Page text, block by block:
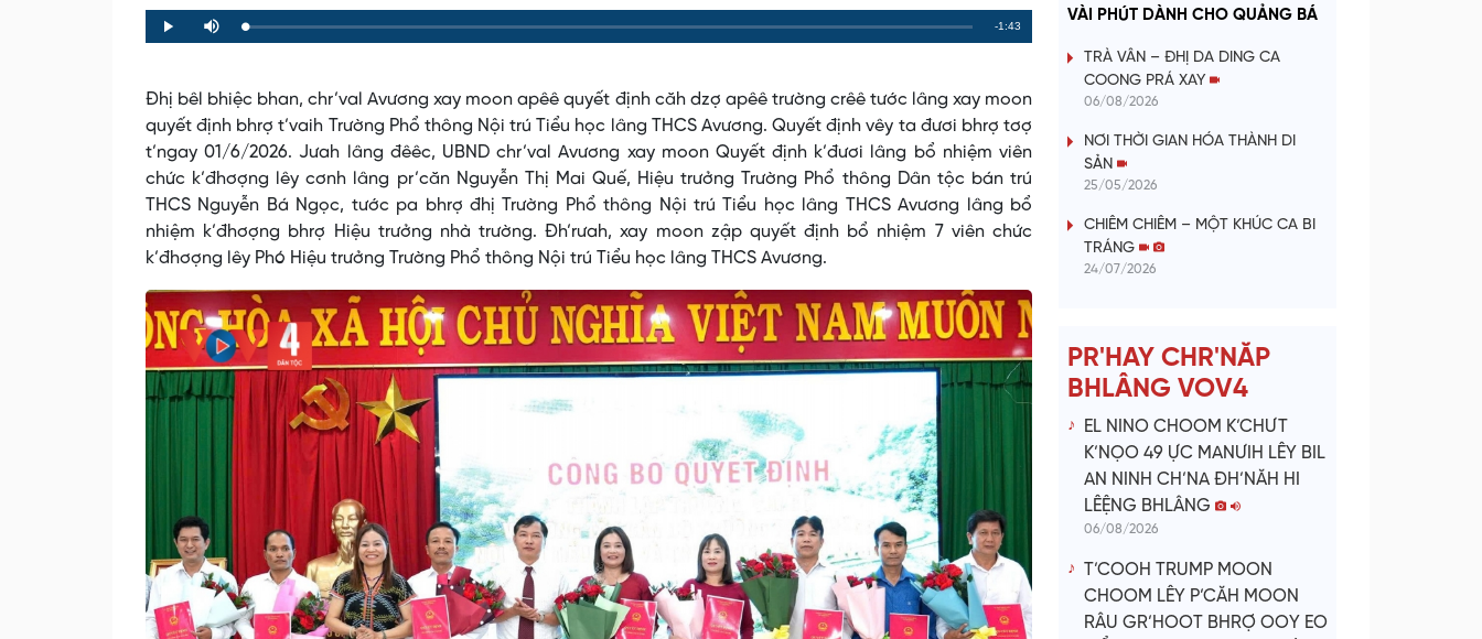
Play Mute Loaded:
0%
Progress:
0%
Remaining
-1:43
Đhị bêl bhiệc bhan, chr’val Avương xay moon apêê quyết định căh dzợ apêê trường crêê tước lâng xay moon
quyết định bhrợ t’vaih Trường Phổ thông Nội trú Tiểu học lâng THCS Avương. Quyết định vêy ta đươi bhrợ tơợ
t’ngay 01/6/2026. Jưah lâng đêêc, UBND chr’val Avương xay moon Quyết định k’đươi lâng bổ nhiệm viên
chức k’đhơợng lêy cơnh lâng pr’căn Nguyễn Thị Mai Quế, Hiệu trưởng Trường Phổ thông Dân tộc bán trú
THCS Nguyễn Bá Ngọc, tước pa bhrợ đhị Trường Phổ thông Nội trú Tiểu học lâng THCS Avương lâng bổ
nhiệm k’đhơợng bhrợ Hiệu trưởng nhà trường. Đh’rưah, xay moon zập quyết định bổ nhiệm 7 viên chức
k’đhơợng lêy Phó Hiệu trưởng Trường Phổ thông Nội trú Tiểu học lâng THCS Avương.
a
y
i
d
VÀI PHÚT DÀNH CHO QUẢNG BÁ
TRÀ VÂN – ĐHỊ DA DING CA
COONG PRÁ XAY
06/08/2026
NƠI THỜI GIAN HÓA THÀNH DI
SẢN
25/05/2026
CHIÊM CHIÊM – MỘT KHÚC CA BI
TRÁNG
24/07/2026
PR'HAY CHR'NĂP
BHLÂNG VOV4
EL NINO CHOOM K’CHƯT
K’NỌO 49 ỰC MANƯIH LÊY BIL
AN NINH CH’NA ĐH’NĂH HI
LÊỆNG BHLÂNG
06/08/2026
T’COOH TRUMP MOON
CHOOM LÊY P’CĂH MOON
RÂU GR’HOOT BHRỢ OOY EO